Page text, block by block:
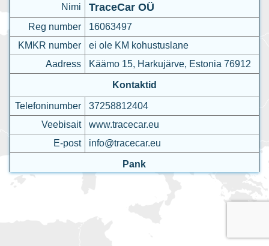
Nimi TraceCar OÜ
Reg number
16063497
KMKR number
ei ole KM kohustuslane
Aadress
Käämo 15, Harkujärve, Estonia 76912
Kontaktid
Telefoninumber
37258812404
Veebisait
www.tracecar.eu
E-post
info@tracecar.eu
Pank